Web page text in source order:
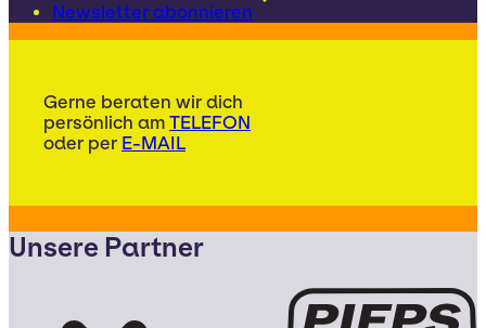
Newsletter abonnieren
Gerne beraten wir dich
persönlich am TELEFON
oder per E-MAIL
Unsere Partner